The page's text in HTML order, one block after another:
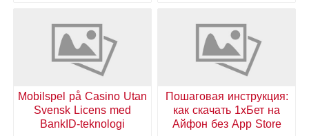
Пошаговая инструкция:
как скачать 1хБет на
Айфон без App Store
Mobilspel på Casino Utan
Svensk Licens med
BankID-teknologi